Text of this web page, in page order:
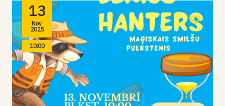
13
Nov.
2025
10:00